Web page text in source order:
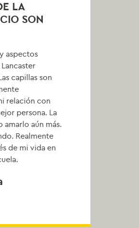
LA
SON
aspectos
capillas son
relación con
persona. La
amarlo aún más.
Realmente
de mi vida en